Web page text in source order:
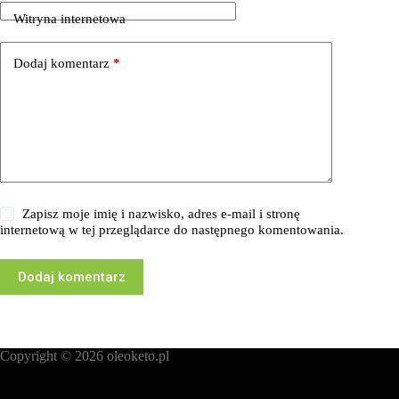
Witryna internetowa
Dodaj komentarz *
Zapisz moje imię i nazwisko, adres e-mail i stronę
internetową w tej przeglądarce do następnego komentowania.
Dodaj komentarz
Copyright © 2026 oleoketo.pl